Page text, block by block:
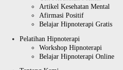
Artikel Kesehatan Mental
Afirmasi Positif
Belajar Hipnoterapi Gratis
Pelatihan Hipnoterapi
Workshop Hipnoterapi
Belajar Hipnoterapi Online